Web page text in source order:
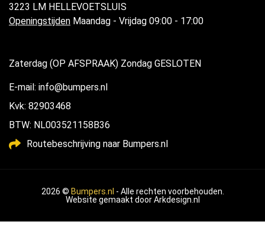
3223 LM HELLEVOETSLUIS
Openingstijden Maandag - Vrijdag 09:00 - 17:00
Zaterdag (OP AFSPRAAK) Zondag GESLOTEN
E-mail: info@bumpers.nl
Kvk: 82903468
BTW: NL003521158B36
Routebeschrijving naar Bumpers.nl
2026 © Bumpers.nl - Alle rechten voorbehouden.
Website gemaakt doorArkdesign.nl